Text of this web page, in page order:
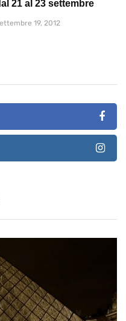
21 al 23 settembre
19, 2012